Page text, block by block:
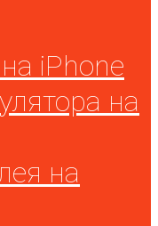
iPhone
на
на